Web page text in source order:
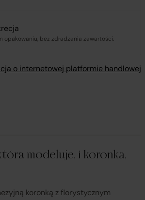
opakowaniu, bez zdradzania zawartości.
o internetowej platformie handlowej
modeluje, i koronka,
koronką z florystycznym